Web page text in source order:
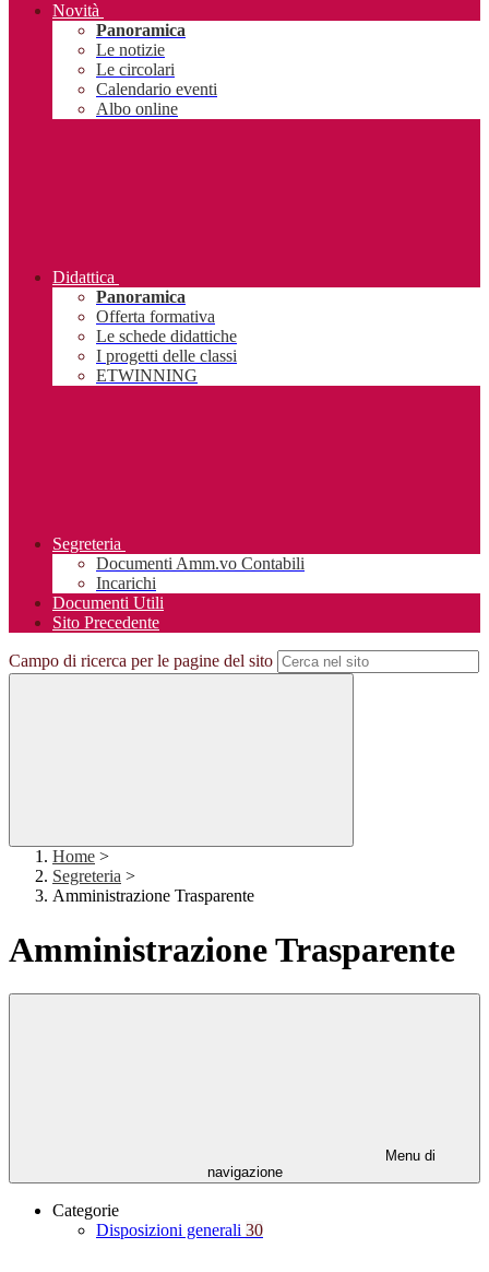
Novità
Panoramica
Le notizie
Le circolari
Calendario eventi
Albo online
Didattica
Panoramica
Offerta formativa
Le schede didattiche
I progetti delle classi
ETWINNING
Segreteria
Documenti Amm.vo Contabili
Incarichi
Documenti Utili
Sito Precedente
Campo di ricerca per le pagine del sito
Home >
Segreteria >
Amministrazione Trasparente
Amministrazione Trasparente
Menu di
navigazione
Categorie
Disposizioni generali 30